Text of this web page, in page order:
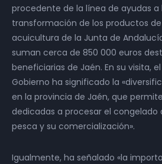
procedente de la línea de ayudas
transformación de los productos
acuicultura de la Junta de
suman cerca de 850 000 euros
beneficiarias de Jaén. En su visita,
Gobierno ha significado la
en la provincia de Jaén, que
dedicadas a procesar el congelado
pesca y su comercialización».
Igualmente, ha señalado «la